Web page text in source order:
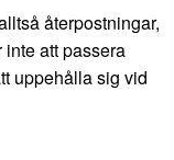
återpostningar,
inte att passera
uppehålla sig vid